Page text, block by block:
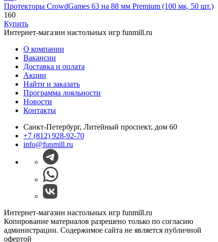
Протекторы CrowdGames 63 на 88 мм Premium (100 мк, 50 шт.)
160
Купить
Интернет-магазин настольных игр funmill.ru
О компании
Вакансии
Доставка и оплата
Акции
Найти и заказать
Программа лояльности
Новости
Контакты
Санкт-Петербург, Литейный проспект, дом 60
+7 (812) 928-92-70
info@funmill.ru
Интернет-магазин настольных игр funmill.ru
Копирование материалов разрешено только по согласию
администрации. Содержимое сайта не является публичной
офертой